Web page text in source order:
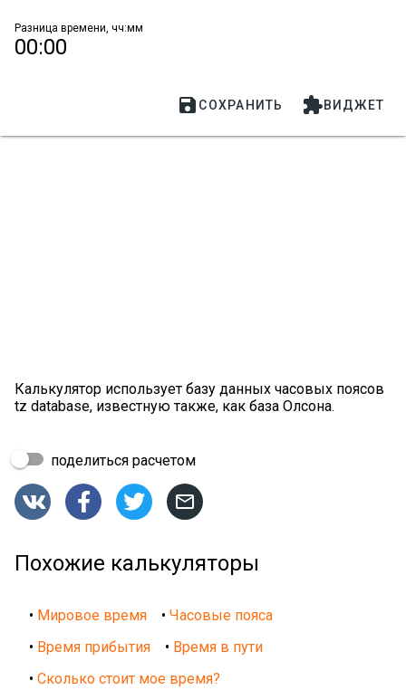
Разница времени, чч:мм
00:00
 СОХРАНИТЬ ВИДЖЕТ
Калькулятор использует базу данных часовых поясов
tz database, известную также, как база Олсона.
поделиться расчетом
   
Похожие калькуляторы
• Мировое время • Часовые пояса
• Время прибытия • Время в пути
• Сколько стоит мое время?